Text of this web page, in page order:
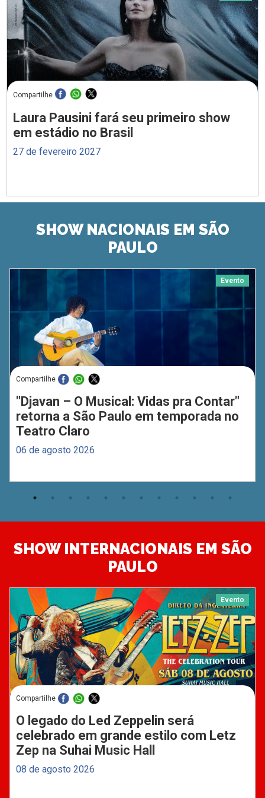
Compartilhe
Laura Pausini fará seu primeiro show
em estádio no Brasil
27 de fevereiro 2027
SHOW NACIONAIS EM SÃO
PAULO
Evento
Compartilhe
"Djavan – O Musical: Vidas pra Contar"
retorna a São Paulo em temporada no
Teatro Claro
06 de agosto 2026
SHOW INTERNACIONAIS EM SÃO
PAULO
Evento
Compartilhe
O legado do Led Zeppelin será
celebrado em grande estilo com Letz
Zep na Suhai Music Hall
08 de agosto 2026